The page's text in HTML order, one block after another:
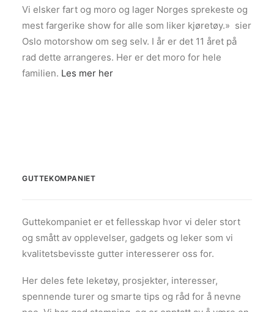
Vi elsker fart og moro og lager Norges sprekeste og
mest fargerike show for alle som liker kjøretøy.» sier
Oslo motorshow om seg selv. I år er det 11 året på
rad dette arrangeres. Her er det moro for hele
familien. Les mer her
GUTTEKOMPANIET
Guttekompaniet er et fellesskap hvor vi deler stort
og smått av opplevelser, gadgets og leker som vi
kvalitetsbevisste gutter interesserer oss for.
Her deles fete leketøy, prosjekter, interesser,
spennende turer og smarte tips og råd for å nevne